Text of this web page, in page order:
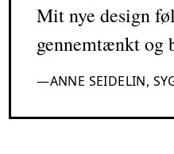
Mit nye design
gennemtænkt og
ANNE SEIDELIN,